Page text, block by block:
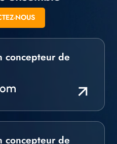
NOUS
concepteur de
concepteur de